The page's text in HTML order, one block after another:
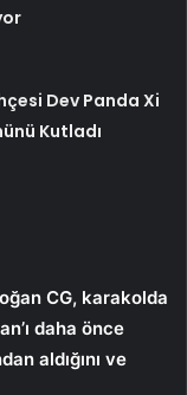
Dev Panda Xi
Kutladı
CG, karakolda
daha önce
aldığını ve